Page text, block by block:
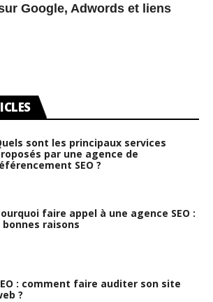
Google, Adwords et liens
sont les principaux services
par une agence de
SEO ?
faire appel à une agence SEO :
bonnes raisons
: comment faire auditer son site
?